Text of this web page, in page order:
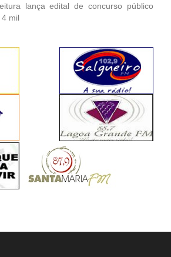
lança edital de concurso público
mil